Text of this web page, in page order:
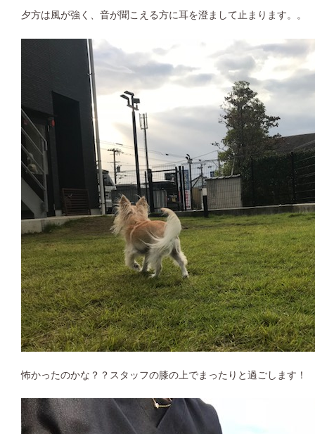
夕方は風が強く、音が聞こえる方に耳を澄まして止まります。。
怖かったのかな？？スタッフの膝の上でまったりと過ごします！